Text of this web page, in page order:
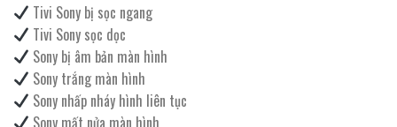
Tivi Sony bị sọc ngang
Tivi Sony sọc dọc
Sony bị âm bản màn hình
Sony trắng màn hình
Sony nhấp nháy hình liên tục
Sony mất nửa màn hình